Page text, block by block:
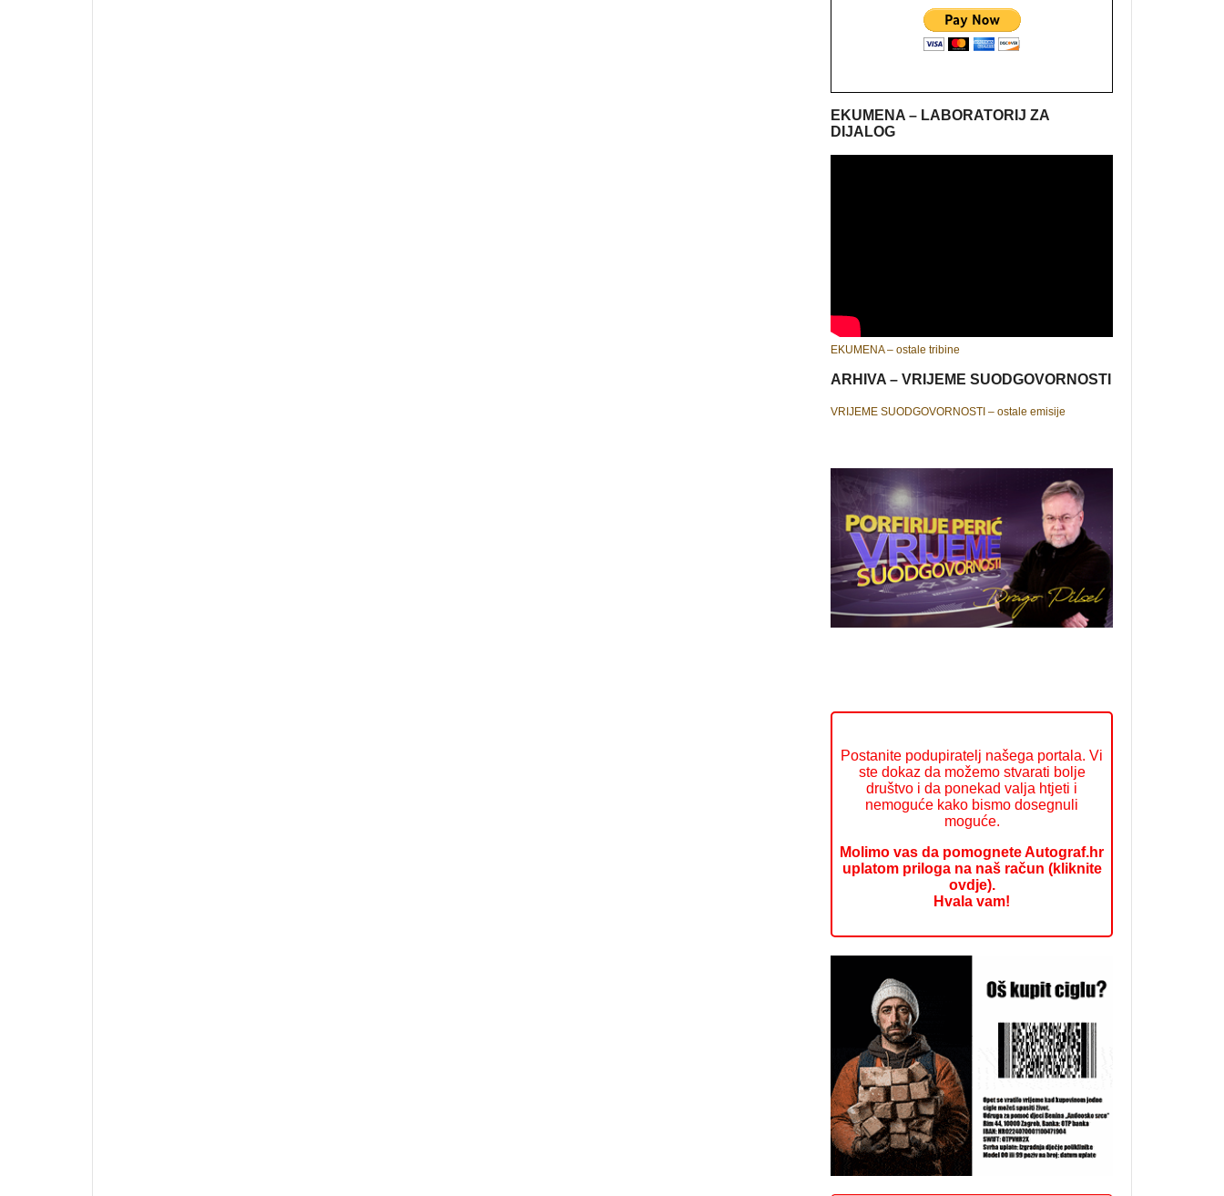
EKUMENA – LABORATORIJ ZA
DIJALOG
EKUMENA – ostale tribine
ARHIVA – VRIJEME SUODGOVORNOSTI
VRIJEME SUODGOVORNOSTI – ostale emisije
Postanite podupiratelj našega portala. Vi
ste dokaz da možemo stvarati bolje
društvo i da ponekad valja htjeti i
nemoguće kako bismo dosegnuli
moguće.
Molimo vas da pomognete Autograf.hr
uplatom priloga na naš račun (kliknite
ovdje).
Hvala vam!